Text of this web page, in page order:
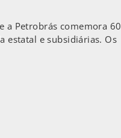
a Petrobrás comemora 60
estatal e subsidiárias. Os